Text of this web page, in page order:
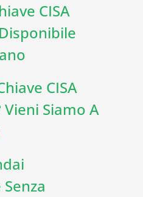
CISA
CISA
Vieni Siamo A